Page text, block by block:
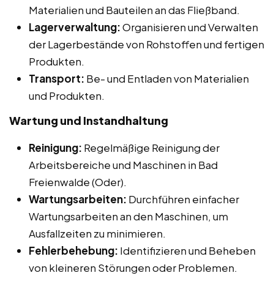
Materialien und Bauteilen an das Fließband.
Lagerverwaltung:Organisieren und Verwalten
der Lagerbestände von Rohstoffen und fertigen
Produkten.
Transport: Be- und Entladen von Materialien
und Produkten.
Wartung und Instandhaltung
Reinigung: Regelmäßige Reinigung der
Arbeitsbereiche und Maschinen in Bad
Freienwalde (Oder).
Wartungsarbeiten: Durchführen einfacher
Wartungsarbeiten an den Maschinen, um
Ausfallzeiten zu minimieren.
Fehlerbehebung: Identifizieren und Beheben
von kleineren Störungen oder Problemen.